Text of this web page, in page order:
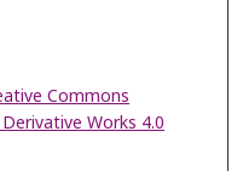
Commons
Works 4.0